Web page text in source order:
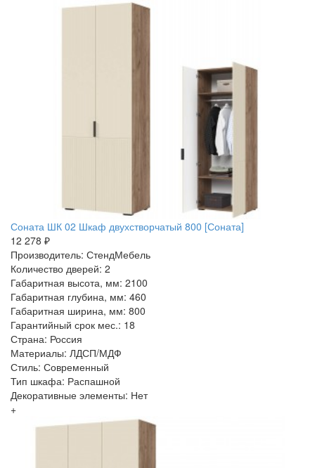
Соната ШК 02 Шкаф двухстворчатый 800 [Соната]
12 278 ₽
Производитель: СтендМебель
Количество дверей: 2
Габаритная высота, мм: 2100
Габаритная глубина, мм: 460
Габаритная ширина, мм: 800
Гарантийный срок мес.: 18
Страна: Россия
Материалы: ЛДСП/МДФ
Стиль: Современный
Тип шкафа: Распашной
Декоративные элементы: Нет
+